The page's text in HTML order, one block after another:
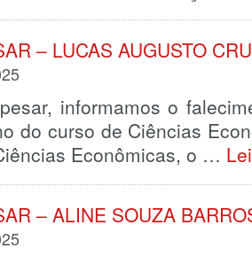
– LUCAS AUGUSTO
informamos o
do curso de Ciências
Econômicas, o …
– ALINE SOUZA